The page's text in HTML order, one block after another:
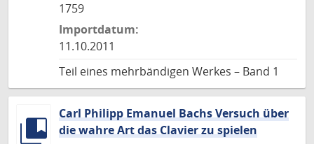
1759
Importdatum:
11.10.2011
Teil eines mehrbändigen Werkes – Band 1
Carl Philipp Emanuel Bachs Versuch über
die wahre Art das Clavier zu spielen